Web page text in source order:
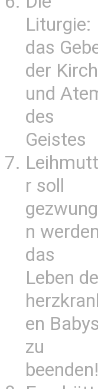
Liturgie:
das
der
und
des
Geistes
r soll
n
das
Leben
en Babys
zu
beenden!